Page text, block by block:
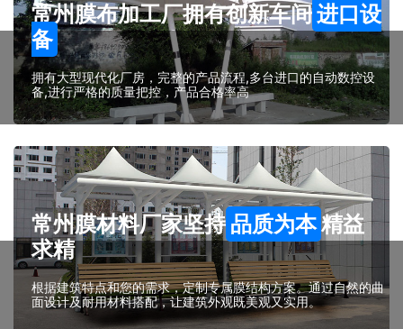
常州膜布加工厂拥有创新车间进口设
备
拥有大型现代化厂房，完整的产品流程,多台进口的自动数控设
备,进行严格的质量把控，产品合格率高
常州膜材料厂家坚持 品质为本精益
求精
根据建筑特点和您的需求，定制专属膜结构方案。通过自然的曲
面设计及耐用材料搭配，让建筑外观既美观又实用。